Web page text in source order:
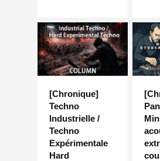
[Chronique]
Techno
Industrielle /
Techno
Expérimentale
Hard